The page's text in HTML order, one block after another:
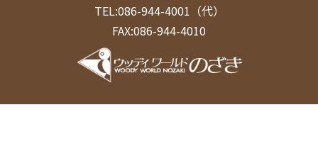
TEL:086-944-4001（代）
FAX:086-944-4010